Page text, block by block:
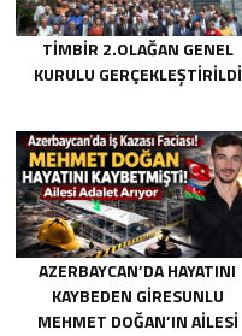
TİMBİR 2.OLAĞAN GENEL
KURULU GERÇEKLEŞTIRILDI
AZERBAYCAN’DA HAYATINI
KAYBEDEN GIRESUNLU
MEHMET DOĞAN’IN AILESI